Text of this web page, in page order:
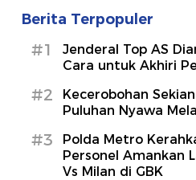
Berita Terpopuler
#1
Jenderal Top AS
Cara untuk Akhiri
#2
Kecerobohan
Puluhan Nyawa
#3
Polda Metro
Personel Amankan
Vs Milan di GBK